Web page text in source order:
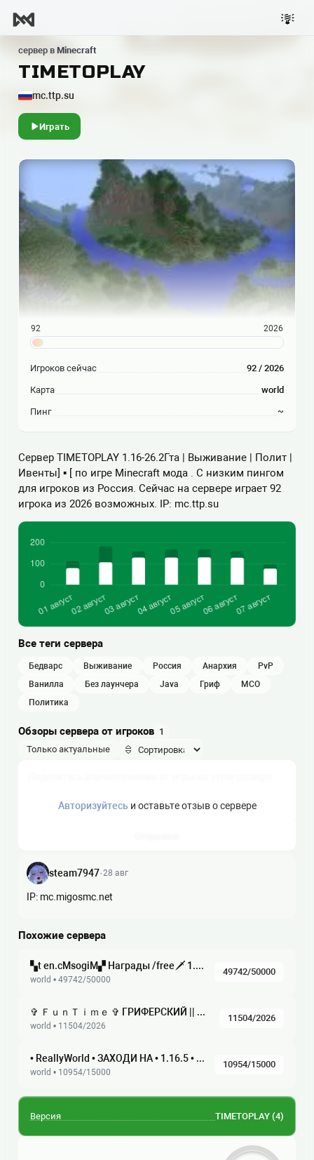
сервер в Minecraft
TIMETOPLAY
mc.ttp.su
Играть
Сервер TIMETOPLAY 1.16-26.2Гта | Выживание | Полит |
Ивенты] ▪ [ по игре Minecraft мода . С низким пингом
для игроков из Россия. Сейчас на сервере играет 92
игрока из 2026 возможных. IP: mc.ttp.su
Все теги сервера
бедварс выживание россия анархия
PvP
ванилла
без лаунчера java гриф
МСО
политика
Обзоры сервера от игроков 1
Только актуальные
Авторизуйтесьи оставьте отзыв о сервере
steam7947·28 авг
IP: mc.migosmc.net
Похожие сервера
▚t en.cMsogiM▞ Награды /free🗡 1.8-26.2 ▞▚ ⁂ СурвГрифМини-ИгрыRolePlayАнархияMSO RPG, , , , ,
world • 49742/50000
49742/50000
✞ ＦｕｎＴｉｍｅ ✞ ГРИФЕРСКИЙ || АНАРХИЯ || ХАРДКОР ☆ 1.21 — 1.16.5 ☆ Глобальное обновление, ВАЙП!
world • 11504/2026
11504/2026
• ReallyWorld • ЗАХОДИ НА • 1.16.5 • 1.21.9 • ЛЕТНИЙ ВАЙП
world • 10954/15000
10954/15000
92 2026
Игроков сейчас 92 / 2026
Карта world
Пинг ~
Версия TIMETOPLAY (4)